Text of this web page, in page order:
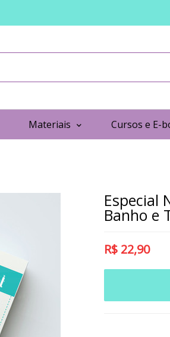
Materiais Cursos e E-
Especial
Banho e
R$ 22,90